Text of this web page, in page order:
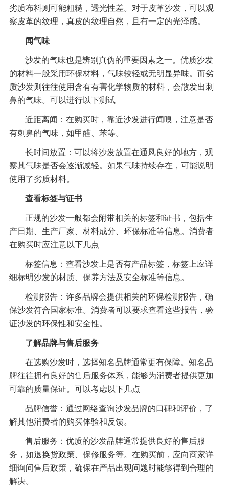
劣质布料则可能粗糙，透光性差。对于皮革沙发，可以观
察皮革的纹理，真皮的纹理自然，且有一定的光泽感。
闻气味
沙发的气味也是辨别真伪的重要因素之一。优质沙发
的材料一般采用环保材料，气味较轻或无明显异味。而劣
质沙发则往往使用含有有害化学物质的材料，会散发出刺
鼻的气味。可以进行以下测试
近距离闻：在购买时，靠近沙发进行闻嗅，注意是否
有刺鼻的气味，如甲醛、苯等。
长时间放置：可以将沙发放置在通风良好的地方，观
察其气味是否会逐渐减轻。如果气味持续存在，可能说明
使用了劣质材料。
查看标签与证书
正规的沙发一般都会附带相关的标签和证书，包括生
产日期、生产厂家、材料成分、环保标准等信息。消费者
在购买时应注意以下几点
标签信息：查看沙发上是否有产品标签，标签上应详
细标明沙发的材质、保养方法及安全标准等信息。
检测报告：许多品牌会提供相关的环保检测报告，确
保沙发符合国家标准。消费者可以要求查看这些报告，验
证沙发的环保性和安全性。
了解品牌与售后服务
在选购沙发时，选择知名品牌通常更有保障。知名品
牌往往拥有良好的售后服务体系，能够为消费者提供更加
可靠的质量保证。可以考虑以下几点
品牌信誉：通过网络查询沙发品牌的口碑和评价，了
解其他消费者的购买体验和反馈。
售后服务：优质的沙发品牌通常提供良好的售后服
务，如退换货政策、保修服务等。在购买前，应向商家详
细询问售后政策，确保在产品出现问题时能够得到合理的
解决。